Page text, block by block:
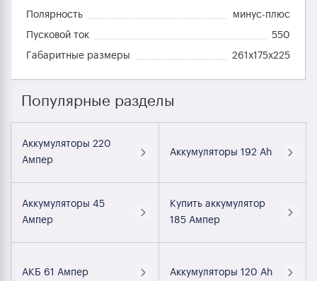
Полярность минус-плюс
Пусковой ток 550
Габаритные размеры 261x175x225
Популярные разделы
Аккумуляторы 220
Ампер
Аккумуляторы 192 Ah
Аккумуляторы 45
Ампер
Купить аккумулятор
185 Ампер
АКБ 61 Ампер Аккумуляторы 120 Ah